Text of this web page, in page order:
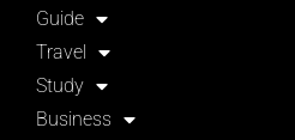
Guide
Travel
Study
Business